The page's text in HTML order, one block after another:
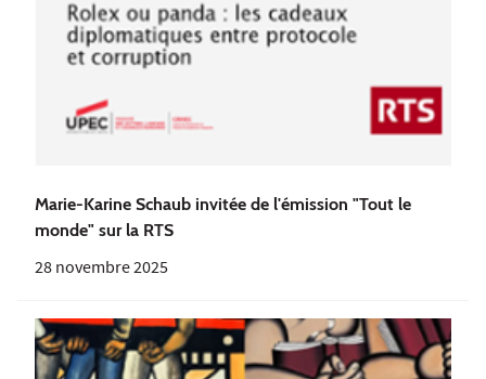
Marie-Karine Schaub invitée de l'émission "Tout le
monde" sur la RTS
28 novembre 2025